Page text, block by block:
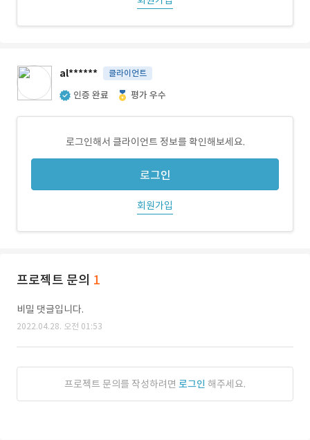
al****** 클라이언트
인증 완료 평가 우수
로그인해서 클라이언트 정보를 확인해보세요.
로그인
회원가입
프로젝트 문의 1
비밀 댓글입니다.
2022.04.28. 오전 01:53
프로젝트 문의를 작성하려면 로그인 해주세요.